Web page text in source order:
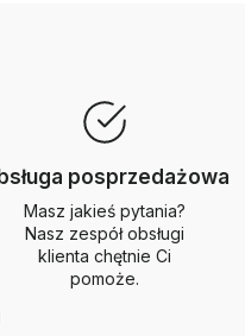
posprzedażowa
Masz jakieś pytania?
Nasz zespół obsługi
klienta chętnie Ci
pomoże.